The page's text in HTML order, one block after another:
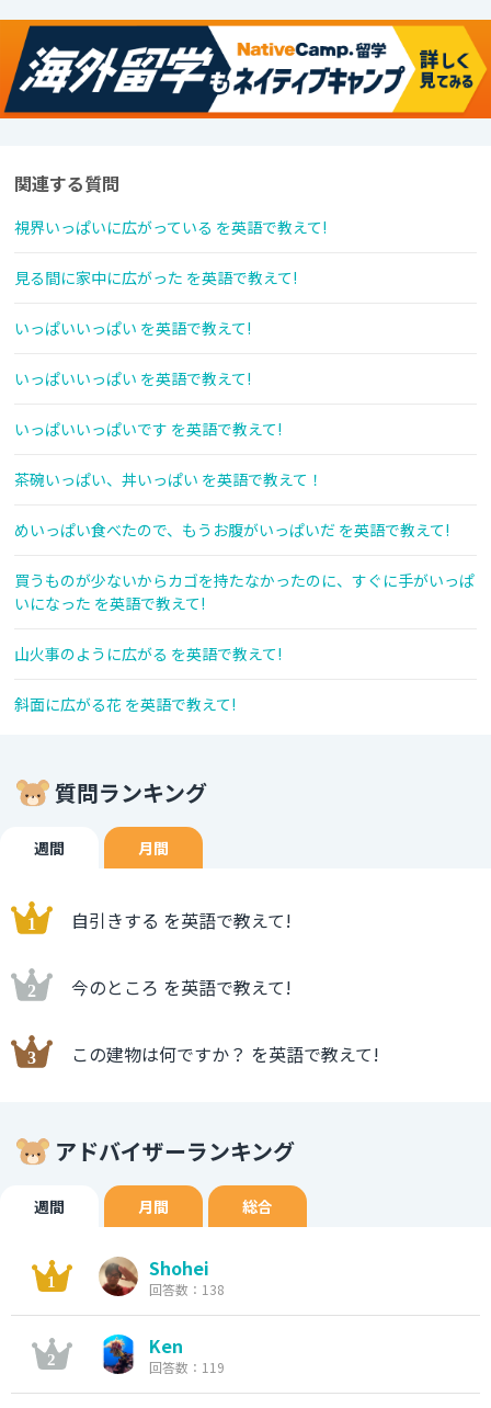
関連する質問
視界いっぱいに広がっている を英語で教えて!
見る間に家中に広がった を英語で教えて!
いっぱいいっぱい を英語で教えて!
いっぱいいっぱい を英語で教えて!
いっぱいいっぱいです を英語で教えて!
茶碗いっぱい、丼いっぱい を英語で教えて！
めいっぱい食べたので、もうお腹がいっぱいだ を英語で教えて!
買うものが少ないからカゴを持たなかったのに、すぐに手がいっぱ
いになった を英語で教えて!
山火事のように広がる を英語で教えて!
斜面に広がる花 を英語で教えて!
質問ランキング
週間 月間
自引きする を英語で教えて!
今のところ を英語で教えて!
この建物は何ですか？ を英語で教えて!
アドバイザーランキング
週間 月間 総合
Shohei
回答数：138
Ken
回答数：119